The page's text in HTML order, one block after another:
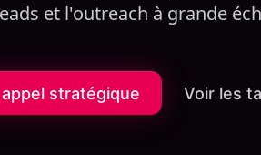
et l'outreach à grande
stratégique Voir les